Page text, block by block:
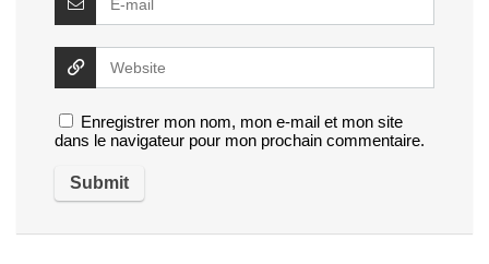
Enregistrer mon nom, mon e-mail et mon site
dans le navigateur pour mon prochain commentaire.